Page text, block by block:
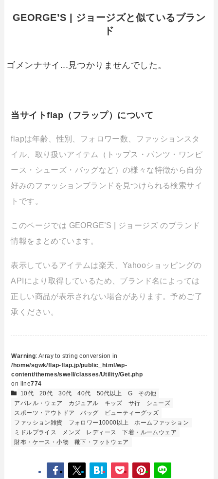
GEORGE’S | ジョージズと似ているブラン
ド
ゴメンナサイ...見つかりませんでした。
当サイトflap（フラップ）について
flapは年齢、性別、フォロワー数、ファッションスタ
イル、取り扱いアイテム（トップス・パンツ・ワンピ
ース・シューズ・バッグなど）の様々な特徴から自分
好みのファッションブランドを見つけられる検索サイ
トです。
このページでは GEORGE’S | ジョージズ のブランド
情報をまとめています。
表示しているアイテムは楽天、Yahooショッピングの
APIにより取得しているため、ブランド名によっては
正しい商品が表示されない場合があります。予めご了
承ください。
Warning: Array to string conversion in
/home/sgwk/flap-flap.jp/public_html/wp-
content/themes/swell/classes/Utility/Get.php
on line774
10代
20代 30代 40代 50代以上 G
その他
アパレル・ウェア
カジュアル キッズ サ行
シューズ
スポーツ・アウトドア
バッグ
ビューティーグッズ
ファッション雑貨
フォロワー10000以上
ホームファッション
ミドルプライス
メンズ レディース
下着・ルームウェア
財布・ケース・小物
靴下・フットウェア